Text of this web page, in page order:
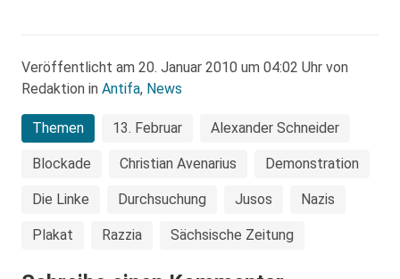
Veröffentlicht am 20. Januar 2010 um 04:02 Uhr von
Redaktion in Antifa, News
Themen 13. Februar Alexander Schneider
Blockade Christian Avenarius Demonstration
Die Linke Durchsuchung Jusos Nazis
Plakat Razzia Sächsische Zeitung